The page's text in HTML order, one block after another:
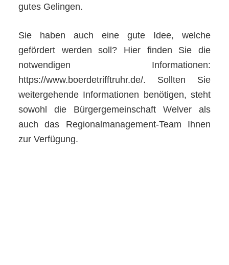
gutes Gelingen.
Sie haben auch eine gute Idee, welche
gefördert werden soll? Hier finden Sie die
notwendigen Informationen:
https://www.boerdetrifftruhr.de/. Sollten Sie
weitergehende Informationen benötigen, steht
sowohl die Bürgergemeinschaft Welver als
auch das Regionalmanagement-Team Ihnen
zur Verfügung.